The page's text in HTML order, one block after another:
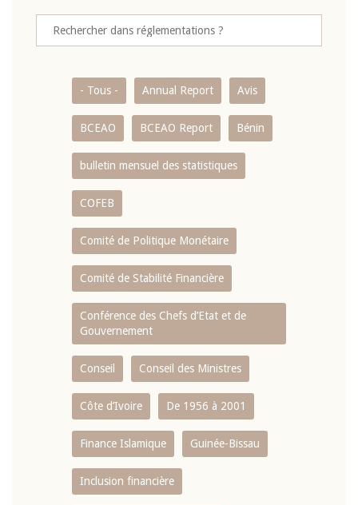
- Tous - Annual Report Avis
BCEAO BCEAO Report Bénin
bulletin mensuel des statistiques
COFEB
Comité de Politique Monétaire
Comité de Stabilité Financière
Conférence des Chefs d’Etat et de
Gouvernement
Conseil Conseil des Ministres
Côte d’Ivoire De 1956 à 2001
Finance Islamique Guinée-Bissau
Inclusion financière